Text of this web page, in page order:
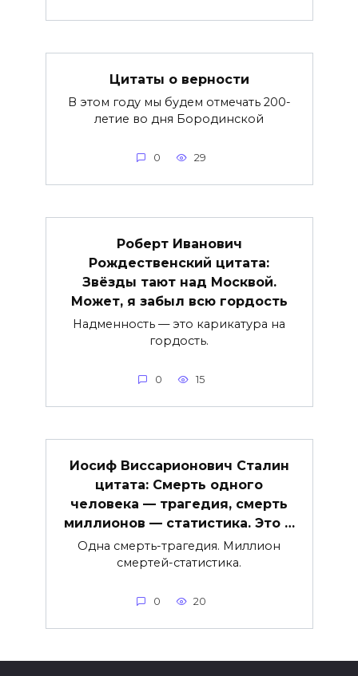
Цитаты о верности
В этом году мы будем отмечать 200-
летие во дня Бородинской
0 29
Роберт Иванович
Рождественский цитата:
Звёзды тают над Москвой.
Может, я забыл всю гордость
Надменность — это карикатура на
гордость.
0 15
Иосиф Виссарионович Сталин
цитата: Смерть одного
человека — трагедия, смерть
миллионов — статистика. Это …
Одна смерть-трагедия. Миллион
смертей-статистика.
0 20